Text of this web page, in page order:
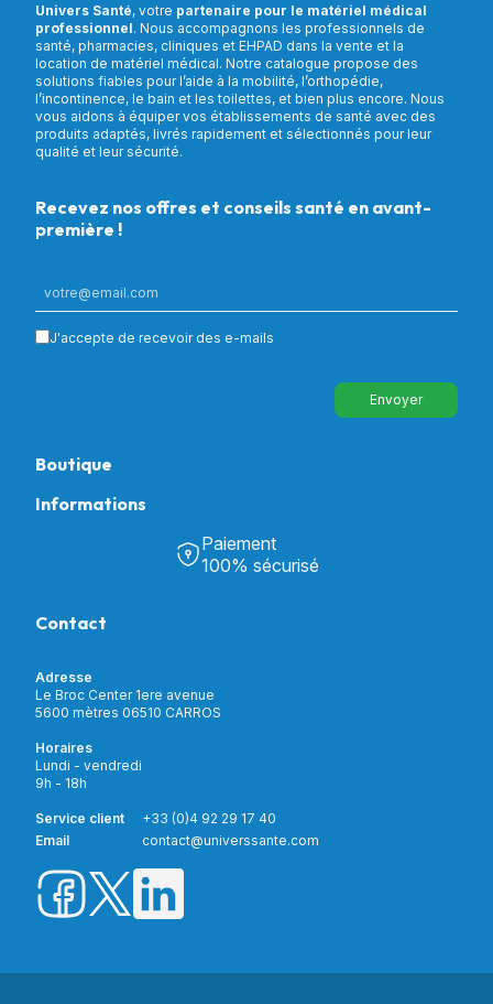
Univers Santé, votre partenaire pour le matériel médical
professionnel. Nous accompagnons les professionnels de
santé, pharmacies, cliniques et EHPAD dans la vente et la
location de matériel médical. Notre catalogue propose des
solutions fiables pour l’aide à la mobilité, l’orthopédie,
l’incontinence, le bain et les toilettes, et bien plus encore. Nous
vous aidons à équiper vos établissements de santé avec des
produits adaptés, livrés rapidement et sélectionnés pour leur
qualité et leur sécurité.
Recevez nos offres et conseils santé en avant-
première !
J'accepte de recevoir des e-mails
Envoyer
Boutique
Puériculture
Incontinence
Soins & Diagnostic
Aide à la mobilité
Matériel de location
Nouveautés
Promotions
Prix barrés
Informations
Découvrir Univers Santé
Notre catalogue
Mon compte
Livraison et paiement
Paiement
100% sécurisé
Contact
Adresse
Le Broc Center 1ere avenue
5600 mètres 06510 CARROS
Horaires
Lundi - vendredi
9h - 18h
Service client
+33 (0)4 92 29 17 40
Email
contact@universsante.com